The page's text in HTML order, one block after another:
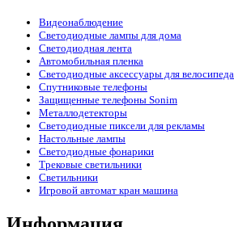
Видеонаблюдение
Светодиодные лампы для дома
Светодиодная лента
Автомобильная пленка
Светодиодные аксессуары для велосипеда
Спутниковые телефоны
Защищенные телефоны Sonim
Металлодетекторы
Светодиодные пиксели для рекламы
Настольные лампы
Светодиодные фонарики
Трековые светильники
Светильники
Игровой автомат кран машина